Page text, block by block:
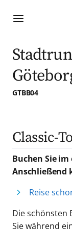
GTBB04
Classic-
Buchen Sie
Anschließend
Reise
Die schönsten
Sie während